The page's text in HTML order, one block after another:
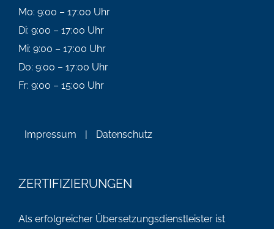
Mo: 9:00 – 17:00 Uhr
Di: 9:00 – 17:00 Uhr
Mi: 9:00 – 17:00 Uhr
Do: 9:00 – 17:00 Uhr
Fr: 9:00 – 15:00 Uhr
Impressum | Datenschutz
ZERTIFIZIERUNGEN
Als erfolgreicher Übersetzungsdienstleister ist